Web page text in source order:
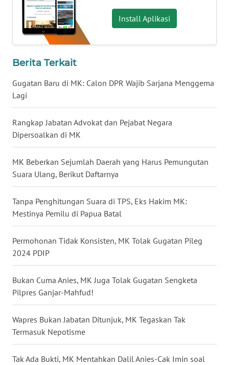
Install Aplikasi
Berita Terkait
Gugatan Baru di MK: Calon DPR Wajib Sarjana Menggema
Lagi
Rangkap Jabatan Advokat dan Pejabat Negara
Dipersoalkan di MK
MK Beberkan Sejumlah Daerah yang Harus Pemungutan
Suara Ulang, Berikut Daftarnya
Tanpa Penghitungan Suara di TPS, Eks Hakim MK:
Mestinya Pemilu di Papua Batal
Permohonan Tidak Konsisten, MK Tolak Gugatan Pileg
2024 PDIP
Bukan Cuma Anies, MK Juga Tolak Gugatan Sengketa
Pilpres Ganjar-Mahfud!
Wapres Bukan Jabatan Ditunjuk, MK Tegaskan Tak
Termasuk Nepotisme
Tak Ada Bukti, MK Mentahkan Dalil Anies-Cak Imin soal
WN
BABEL
SUMBAR
SUMSEL
WN
BENGKULU
WN
LAMPUNG
WN
JATENG
WN
NUSANTARA
WN
JOGJA
WN
JATIM
WN